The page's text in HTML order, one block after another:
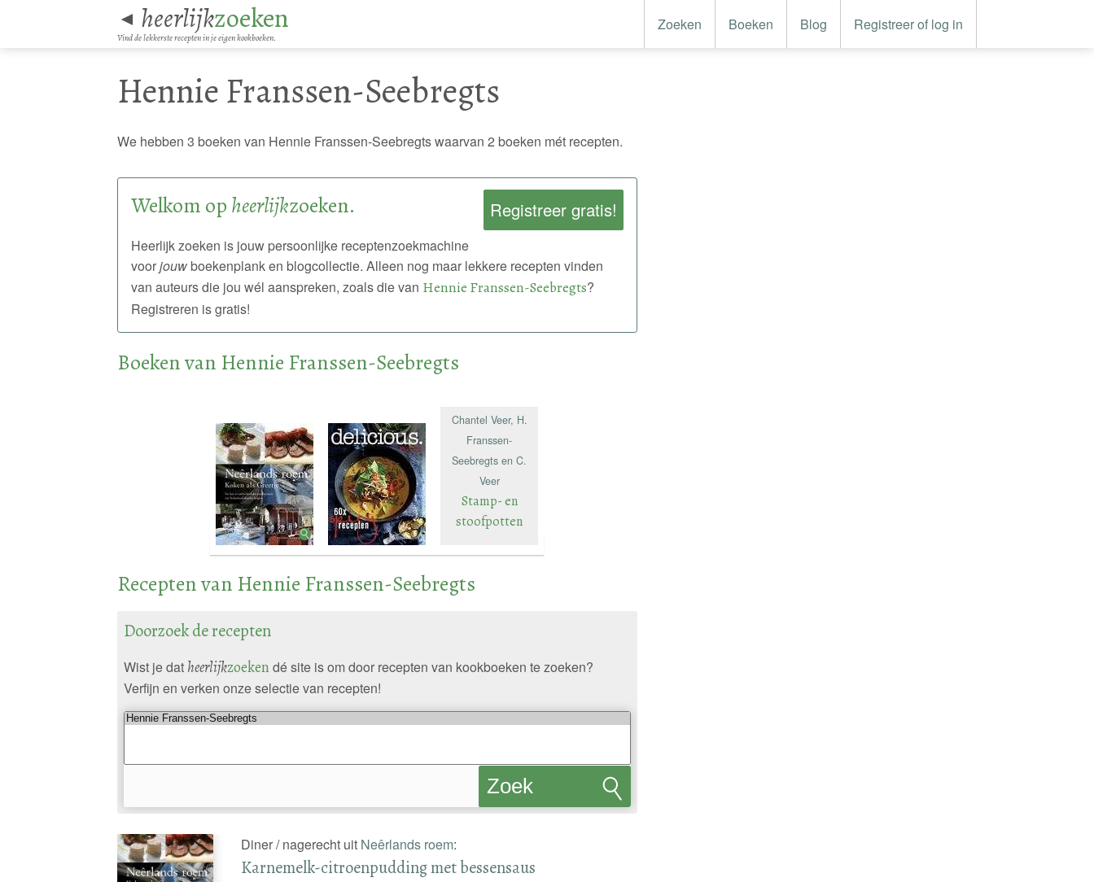
◄ heerlijkzoeken
Vind de lekkerste recepten in je eigen kookboeken.
Zoeken Boeken Blog Registreer of log in
Hennie Franssen-Seebregts
We hebben 3 boeken van Hennie Franssen-Seebregts waarvan 2 boeken mét recepten.
Registreer gratis!
Welkom op heerlijkzoeken.
Heerlijk zoeken is jouw persoonlijke receptenzoekmachine
voorjouwboekenplank en blogcollectie. Alleen nog maar lekkere recepten vinden
van auteurs die jou wél aanspreken, zoals die van Hennie Franssen-Seebregts?
Registreren is gratis!
Boeken van Hennie Franssen-Seebregts
Chantel Veer, H.
Franssen-
Seebregts en C.
Veer
Stamp- en
stoofpotten
Recepten van Hennie Franssen-Seebregts
Doorzoek de recepten
Wist je dat heerlijkzoekendé site is om door recepten van kookboeken te zoeken?
Verfijn en verken onze selectie van recepten!
Zoek
Diner / nagerecht uit Neêrlands roem:
Karnemelk-citroenpudding met bessensaus